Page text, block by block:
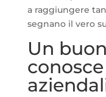
a raggiungere
segnano il vero
Un